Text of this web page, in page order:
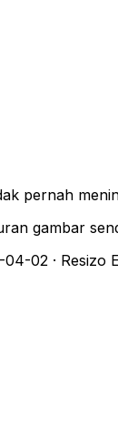
pernah
gambar
04-02 · Resizo